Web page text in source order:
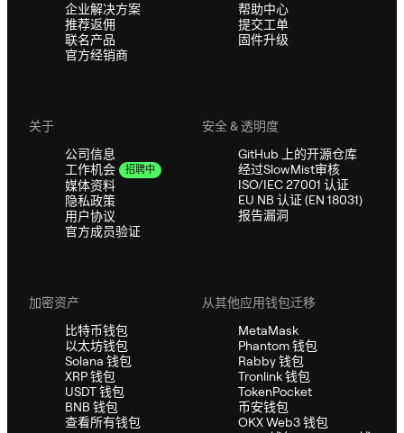
企业解决方案
推荐返佣
联名产品
官方经销商
帮助中心
提交工单
固件升级
关于
公司信息
工作机会
招聘中
媒体资料
隐私政策
用户协议
官方成员验证
安全 & 透明度
GitHub 上的开源仓库
经过SlowMist审核
ISO/IEC 27001 认证
EU NB 认证 (EN 18031)
报告漏洞
加密资产
比特币钱包
以太坊钱包
Solana 钱包
XRP 钱包
USDT 钱包
BNB 钱包
查看所有钱包
从其他应用钱包迁移
MetaMask
Phantom 钱包
Rabby 钱包
Tronlink 钱包
TokenPocket
币安钱包
OKX Web3 钱包